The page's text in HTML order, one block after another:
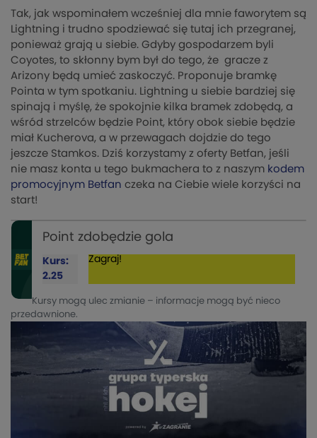
Tak, jak wspominałem wcześniej dla mnie faworytem są
Lightning i trudno spodziewać się tutaj ich przegranej,
ponieważ grają u siebie. Gdyby gospodarzem byli
Coyotes, to skłonny bym był do tego, że gracze z
Arizony będą umieć zaskoczyć. Proponuje bramkę
Pointa w tym spotkaniu. Lightning u siebie bardziej się
spinają i myślę, że spokojnie kilka bramek zdobędą, a
wśród strzelców będzie Point, który obok siebie będzie
miał Kucherova, a w przewagach dojdzie do tego
jeszcze Stamkos. Dziś korzystamy z oferty Betfan, jeśli
nie masz konta u tego bukmachera to z naszym kodem
promocyjnym Betfan czeka na Ciebie wiele korzyści na
start!
Point zdobędzie gola
Kurs:
2.25
Zagraj!
Kursy mogą ulec zmianie – informacje mogą być nieco
przedawnione.